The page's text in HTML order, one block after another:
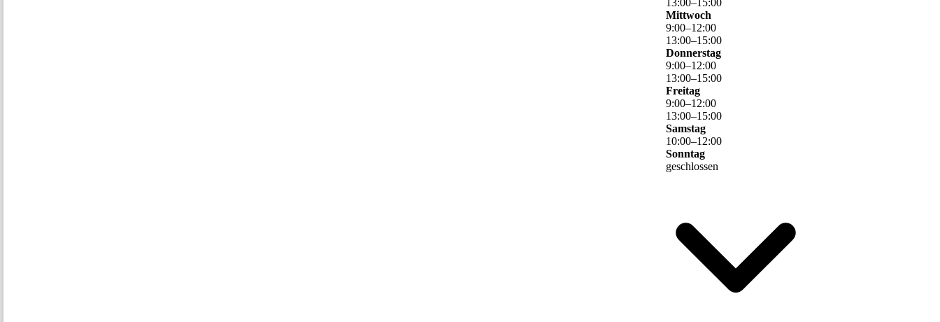
Mittwoch
9:00–12:00
13:00–15:00
Donnerstag
9:00–12:00
13:00–15:00
Freitag
9:00–12:00
13:00–15:00
Samstag
10:00–12:00
Sonntag
geschlossen